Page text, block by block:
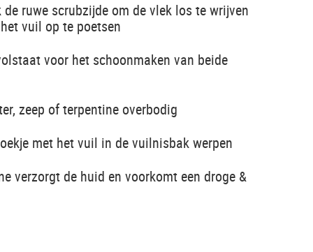
ruwe scrubzijde om de vlek los te wrijven
vuil op te poetsen
voor het schoonmaken van beide
zeep of terpentine overbodig
met het vuil in de vuilnisbak werpen
verzorgt de huid en voorkomt een droge &